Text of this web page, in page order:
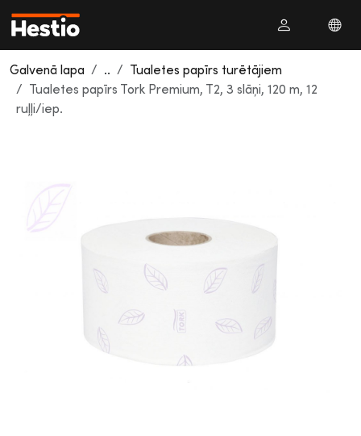
Galvenā lapa ..
Tualetes papīrs turētājiem
Tualetes papīrs Tork Premium, T2, 3 slāņi, 120 m, 12
ruļļi/iep.